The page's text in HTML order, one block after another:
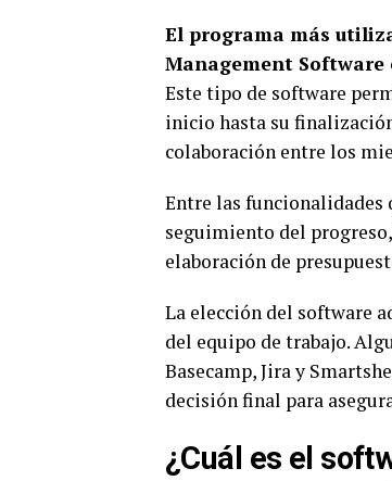
El programa más
Management
Este tipo de software
inicio hasta su
colaboración entre los
Entre las funcionalidades
seguimiento del
elaboración de
La elección del software
del equipo de trabajo.
Basecamp, Jira y
decisión final para
¿Cuál es el